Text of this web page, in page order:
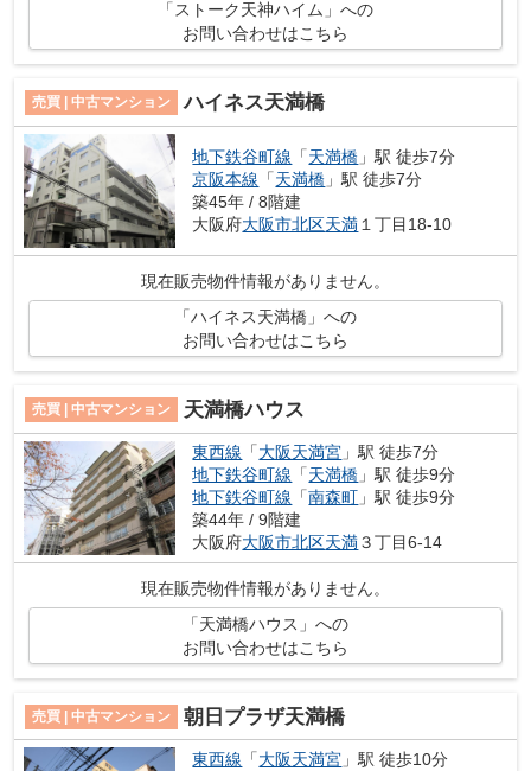
「ストーク天神ハイム」への
お問い合わせはこちら
売買 | 中古マンション ハイネス天満橋
地下鉄谷町線 「天満橋 」駅 徒歩7分
京阪本線 「天満橋 」駅 徒歩7分
築45年 / 8階建
大阪府大阪市北区天満 １丁目18-10
現在販売物件情報がありません。
「ハイネス天満橋」への
お問い合わせはこちら
売買 | 中古マンション 天満橋ハウス
東西線 「大阪天満宮 」駅 徒歩7分
地下鉄谷町線 「天満橋 」駅 徒歩9分
地下鉄谷町線 「南森町 」駅 徒歩9分
築44年 / 9階建
大阪府大阪市北区天満３丁目6-14
現在販売物件情報がありません。
「天満橋ハウス」への
お問い合わせはこちら
売買 | 中古マンション 朝日プラザ天満橋
東西線 「大阪天満宮 」駅 徒歩10分